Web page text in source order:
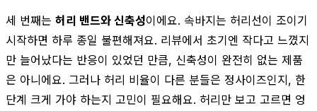
세 번째는 허리 밴드와 신축성이에요. 속바지는 허리선이 조이기
시작하면 하루 종일 불편해져요. 리뷰에서 초기엔 작다고 느꼈지
만 늘어났다는 반응이 있었던 만큼, 신축성이 완전히 없는 제품
은 아니에요. 그러나 허리 비율이 다른 분들은 정사이즈인지, 한
단계 크게 가야 하는지 고민이 필요해요. 허리만 보고 고르면 엉